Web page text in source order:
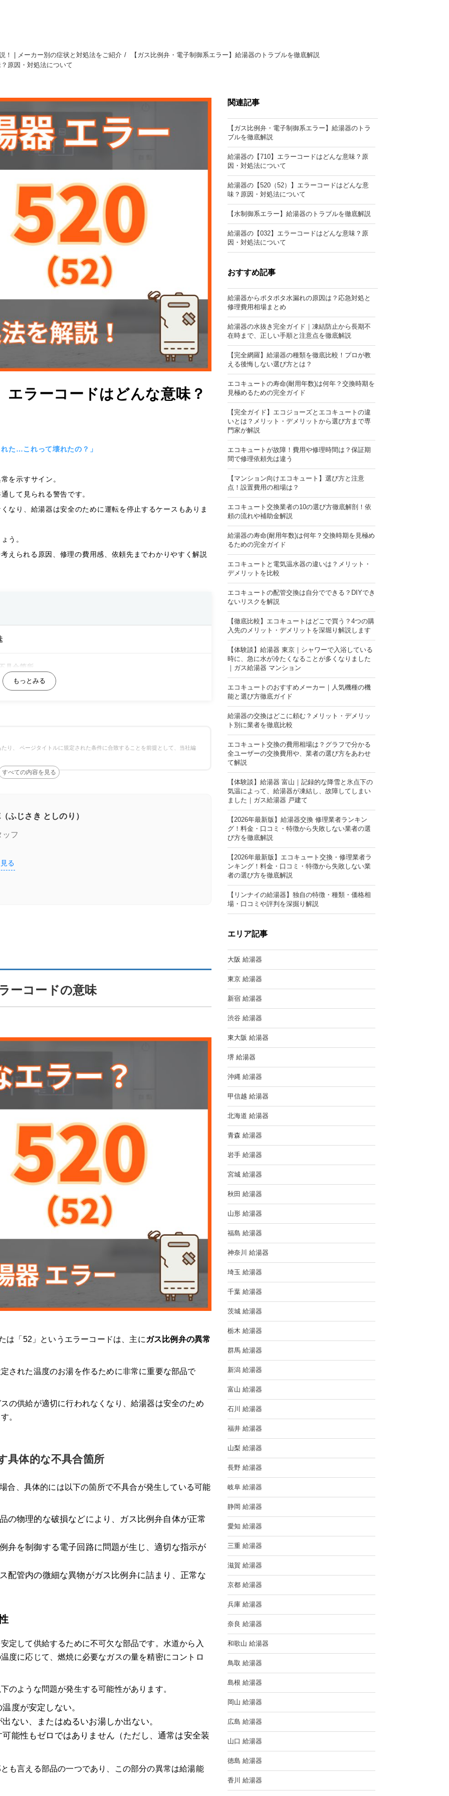
！ | メーカー別の症状と対処法をご紹介
【ガス比例弁・電子制御系エラー】給湯器のトラブルを徹底解説
原因・対処法について
エラーコードはどんな意味？
た…これって壊れたの？」
を示すサイン。
して見られる警告です。
なり、給湯器は安全のために運転を停止するケースもありま
う。
えられる原因、修理の費用感、依頼先までわかりやすく解説
具合箇所
いについて
方法
ような意味ですか？
される主な原因は何ですか？
違いはありますか？
された場合、自分でできる初期対応は何ですか？
で対処しても改善しない場合、いつ専門業者に相談すべきで
すると、どのようなリスクがありますか？
・修理費用はどのくらいですか？
判断
ャンペーン実施中
り、 ページタイトルに規定された条件に合致することを前提として、当社編
ふじさき としのり）
フ
る
ーコードの意味
は「52」というエラーコードは、主に ガス比例弁の異常
された温度のお湯を作るために非常に重要な部品で
の供給が適切に行われなくなり、給湯器は安全のため
。
具体的な不具合箇所
合、具体的には以下の箇所で不具合が発生している可能
の物理的な破損などにより、ガス比例弁自体が正常
弁を制御する電子回路に問題が生じ、適切な指示が
配管内の微細な異物がガス比例弁に詰まり、正常な
定して供給するために不可欠な部品です。水道から入
度に応じて、燃焼に必要なガスの量を精密にコントロ
のような問題が発生する可能性があります。
度が安定しない。
ない、またはぬるいお湯しか出ない。
能性もゼロではありません（ただし、通常は安全装
も言える部品の一つであり、この部分の異常は給湯能
関連記事
【ガス比例弁・電子制御系エラー】給湯器のトラ
ブルを徹底解説
給湯器の【710】エラーコードはどんな意味？原
因・対処法について
給湯器の【520（52）】エラーコードはどんな意
味？原因・対処法について
【水制御系エラー】給湯器のトラブルを徹底解説
給湯器の【032】エラーコードはどんな意味？原
因・対処法について
おすすめ記事
給湯器からポタポタ水漏れの原因は？応急対処と
修理費用相場まとめ
給湯器の水抜き完全ガイド｜凍結防止から長期不
在時まで、正しい手順と注意点を徹底解説
【完全網羅】給湯器の種類を徹底比較！プロが教
える後悔しない選び方とは？
エコキュートの寿命(耐用年数)は何年？交換時期を
見極めるための完全ガイド
【完全ガイド】エコジョーズとエコキュートの違
いとは？メリット・デメリットから選び方まで専
門家が解説
エコキュートが故障！費用や修理時間は？保証期
間で修理依頼先は違う
【マンション向けエコキュート】選び方と注意
点！設置費用の相場は？
エコキュート交換業者の10の選び方徹底解剖！依
頼の流れや補助金解説
給湯器の寿命(耐用年数)は何年？交換時期を見極め
るための完全ガイド
エコキュートと電気温水器の違いは？メリット・
デメリットを比較
エコキュートの配管交換は自分でできる？DIYでき
ないリスクを解説
【徹底比較】エコキュートはどこで買う？4つの購
入先のメリット・デメリットを深堀り解説します
【体験談】給湯器 東京｜シャワーで入浴している
時に、急に水が冷たくなることが多くなりました
｜ガス給湯器 マンション
エコキュートのおすすめメーカー｜人気機種の機
能と選び方徹底ガイド
給湯器の交換はどこに頼む？メリット・デメリッ
ト別に業者を徹底比較
エコキュート交換の費用相場は？グラフで分かる
全ユーザーの交換費用や、業者の選び方をあわせ
て解説
【体験談】給湯器 富山｜記録的な降雪と氷点下の
気温によって、給湯器が凍結し、故障してしまい
ました｜ガス給湯器 戸建て
【2026年最新版】給湯器交換 修理業者ランキン
グ！料金・口コミ・特徴から失敗しない業者の選
び方を徹底解説
【2026年最新版】エコキュート交換・修理業者ラ
ンキング！料金・口コミ・特徴から失敗しない業
者の選び方を徹底解説
【リンナイの給湯器】独自の特徴・種類・価格相
場・口コミや評判を深掘り解説
エリア記事
大阪 給湯器
東京 給湯器
新宿 給湯器
渋谷 給湯器
東大阪 給湯器
堺 給湯器
沖縄 給湯器
甲信越 給湯器
北海道 給湯器
青森 給湯器
岩手 給湯器
宮城 給湯器
秋田 給湯器
山形 給湯器
福島 給湯器
神奈川 給湯器
埼玉 給湯器
千葉 給湯器
茨城 給湯器
栃木 給湯器
群馬 給湯器
新潟 給湯器
富山 給湯器
石川 給湯器
福井 給湯器
山梨 給湯器
長野 給湯器
岐阜 給湯器
静岡 給湯器
愛知 給湯器
三重 給湯器
滋賀 給湯器
京都 給湯器
兵庫 給湯器
奈良 給湯器
和歌山 給湯器
鳥取 給湯器
島根 給湯器
岡山 給湯器
広島 給湯器
山口 給湯器
徳島 給湯器
香川 給湯器